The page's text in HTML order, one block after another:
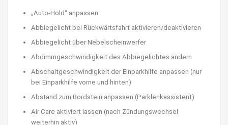
„Auto-Hold“ anpassen
Abbiegelicht bei Rückwärtsfahrt aktivieren/deaktivieren
Abbiegelicht über Nebelscheinwerfer
Abdimmgeschwindigkeit des Abbiegelichtes ändern
Abschaltgeschwindigkeit der Einparkhilfe anpassen (nur
bei Einparkhilfe vorne und hinten)
Abstand zum Bordstein anpassen (Parklenkassistent)
Air Care aktiviert lassen (nach Zündungswechsel
weiterhin aktiv)